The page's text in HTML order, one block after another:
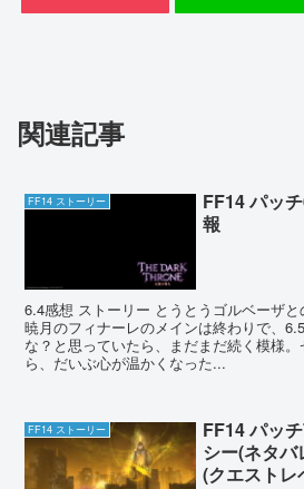
関連記事
FF14 ストーリー
FF14 パッ
報
6.4感想 ストーリー とうとうゴルベーザと
暁月のフィナーレのメインは終わりで、
な？と思っていたら、まだまだ続く模様
ら、だいぶ心が温かくなった...
FF14 ストーリー
FF14 パッ
シー(ネタ
(クエストレ